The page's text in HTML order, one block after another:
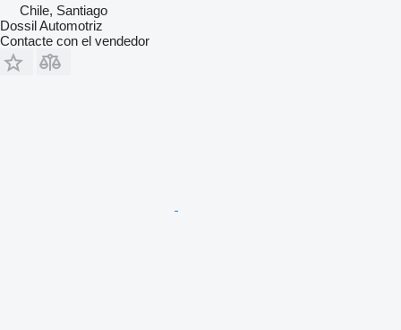
Chile, Santiago
Dossil Automotriz
Contacte con el vendedor